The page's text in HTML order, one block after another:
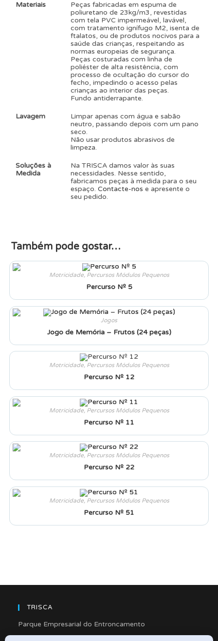
Materiais
Peças fabricadas em espuma de
poliuretano de 23kg/m3, revestidas
com tela PVC impermeável, lavável,
com tratamento ignífugo M2, isenta de
ftalatos, ou de produtos nocivos para a
saúde das crianças, respeitando as
normas europeias de segurança.
Peças costuradas com linha de
poliéster de alta resistência, com
processo de ocultação do cursor do
fecho, impedindo o acesso pelas
crianças ao interior das peças.
Fundo antiderrapante.
Lavagem
Limpar apenas com água e sabão
neutro, passando depois com um pano
seco.
Não usar produtos abrasivos de
limpeza.
Soluções à
Medida
Na TRISCA damos valor às suas
necessidades. Nesse sentido,
fabricamos peças à medida para o seu
espaço.Contacte-nos e apresente o
seu pedido.
Também pode gostar…
Motricidade, Percursos Módulos Pequenos
Percurso Nº 5
Jogos
Jogo de Memória – Frutos (24 peças)
Motricidade, Percursos Módulos Pequenos
Percurso Nº 12
Motricidade, Percursos Módulos Pequenos
Percurso Nº 11
Motricidade, Percursos Módulos Pequenos
Percurso Nº 22
Motricidade, Percursos Módulos Pequenos
Percurso Nº 51
TRISCA
Parque Empresarial do Entroncamento